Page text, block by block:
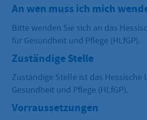
An wen muss ich mich
Bitte wenden Sie sich an das
für Gesundheit und Pflege (HLfGP).
Zuständige Stelle
Zuständige Stelle ist das Hessische
Gesundheit und Pflege (HLfGP).
Vorraussetzungen